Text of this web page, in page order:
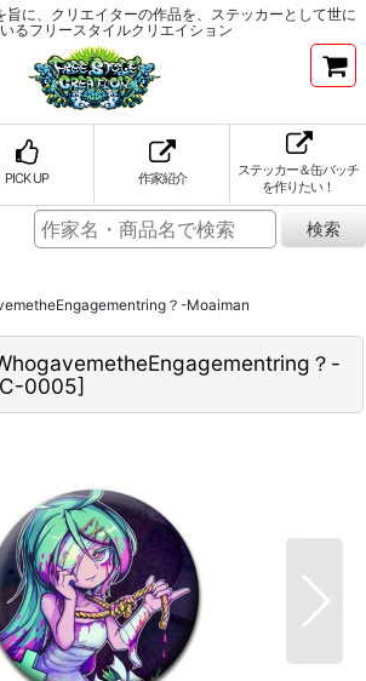
旨に、クリエイターの作品を、ステッカーとして世に
るフリースタイルクリエイション
PICK UP 作家紹介
ステッカー＆缶バッチ
を作りたい！
？-Moaiman
？-
0005]